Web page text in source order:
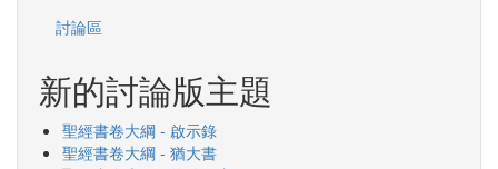
討論區
新的討論版主題
聖經書卷大綱 - 啟示錄
聖經書卷大綱 - 猶大書